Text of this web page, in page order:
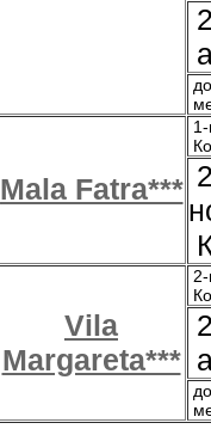
Mala Fatra***
Vila
Margareta***